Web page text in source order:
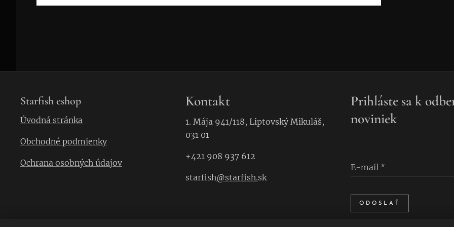
Starfish eshop
Úvodná stránka
Obchodné podmienky
Ochrana osobných údajov
Kontakt
1. Mája 941/118, Liptovský Mikuláš,
031 01
+421 908 937 612
starfish@starfish.sk
Prihláste sa k
noviniek
E-mail
ODOSLAŤ